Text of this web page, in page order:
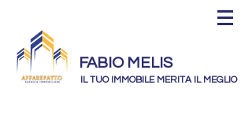
FABIO MELIS
IL TUO IMMOBILE MERITA IL MEGLIO